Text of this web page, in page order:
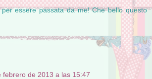
essere passata da me! Che bello questo
febrero de 2013 a las 15:47